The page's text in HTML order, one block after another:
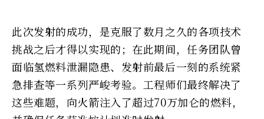
此次发射的成功，是克服了数月之久的各项技术
挑战之后才得以实现的；在此期间，任务团队曾
面临氢燃料泄漏隐患、发射前最后一刻的系统紧
急排查等一系列严峻考验。工程师们最终解决了
这些难题，向火箭注入了超过70万加仑的燃料，